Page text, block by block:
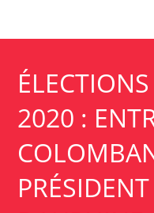
2020 :
PRÉSIDENT